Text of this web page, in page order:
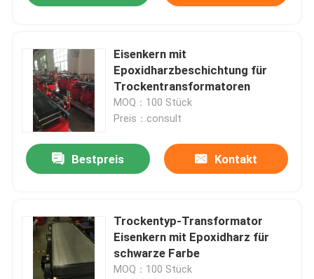
Eisenkern mit
Epoxidharzbeschichtung für
Trockentransformatoren
MOQ：100 Stück
Preis：consult
Bestpreis Kontakt
Trockentyp-Transformator
Eisenkern mit Epoxidharz für
schwarze Farbe
MOQ：100 Stück